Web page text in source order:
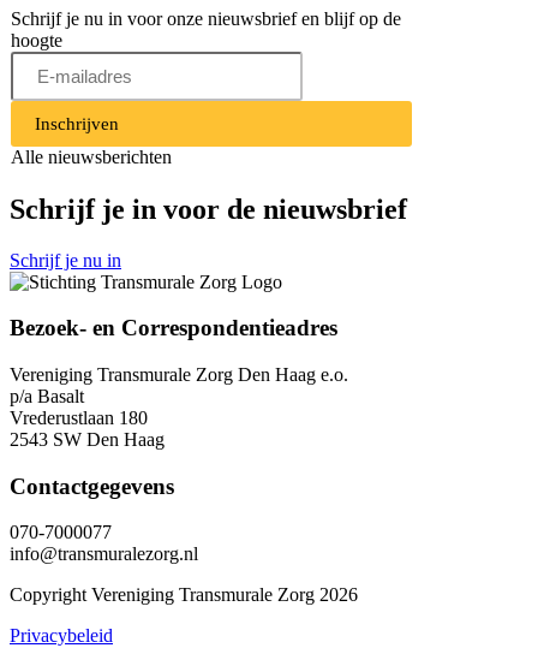
Schrijf je nu in voor onze nieuwsbrief en blijf op de
hoogte
Inschrijven
Alle nieuwsberichten
Schrijf je in voor de nieuwsbrief
Schrijf je nu in
Bezoek- en Correspondentieadres
Vereniging Transmurale Zorg Den Haag e.o.
p/a Basalt
Vrederustlaan 180
2543 SW Den Haag
Contactgegevens
070-7000077
info@transmuralezorg.nl
Copyright Vereniging Transmurale Zorg 2026
Privacybeleid